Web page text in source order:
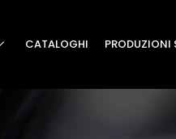
CATALOGHI PRODUZIONI